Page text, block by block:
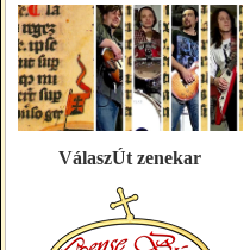
VálaszÚt zenekar